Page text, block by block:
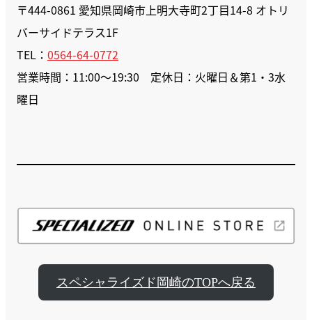
〒444-0861 愛知県岡崎市上明大寺町2丁目14-8 オトリ
バーサイドテラス1F
TEL： 0564-64-0772
営業時間：11:00～19:30 定休日：火曜日＆第1・3水
曜日
スペシャライズド岡崎のTOPへ戻る